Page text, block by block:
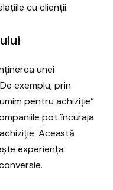
cu clienții:
unei
exemplu, prin
pentru achiziție”
pot încuraja
Această
experiența